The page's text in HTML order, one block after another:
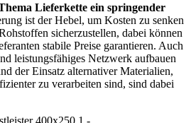
Lieferkette ein springender
ist der Hebel, um Kosten zu senken
sicherzustellen, dabei können
stabile Preise garantieren. Auch
leistungsfähiges Netzwerk aufbauen
der Einsatz alternativer Materialien,
zu verarbeiten sind, sind dabei